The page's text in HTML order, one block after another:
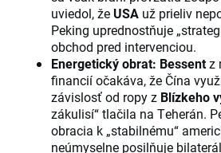
uviedol, že USA už prieliv
Peking uprednostňuje
obchod pred intervenciou.
Energetický obrat: Bessentz
financií očakáva, že Čína
závislosť od ropy z Blízkeho
zákulisí“ tlačila na Teherán.
obracia k „stabilnému“
neúmyselne posilňuje